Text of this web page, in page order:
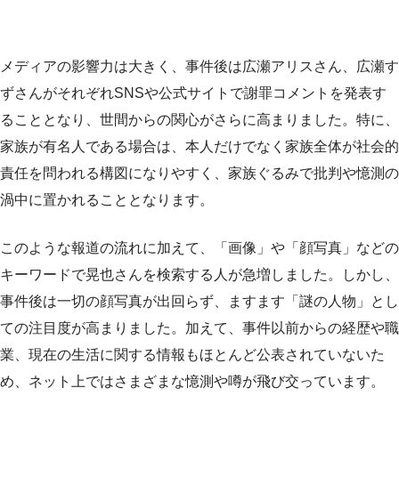
メディアの影響力は大きく、事件後は広瀬アリスさん、広瀬す
ずさんがそれぞれSNSや公式サイトで謝罪コメントを発表す
ることとなり、世間からの関心がさらに高まりました。特に、
家族が有名人である場合は、本人だけでなく家族全体が社会的
責任を問われる構図になりやすく、家族ぐるみで批判や憶測の
渦中に置かれることとなります。
このような報道の流れに加えて、「画像」や「顔写真」などの
キーワードで晃也さんを検索する人が急増しました。しかし、
事件後は一切の顔写真が出回らず、ますます「謎の人物」とし
ての注目度が高まりました。加えて、事件以前からの経歴や職
業、現在の生活に関する情報もほとんど公表されていないた
め、ネット上ではさまざまな憶測や噂が飛び交っています。